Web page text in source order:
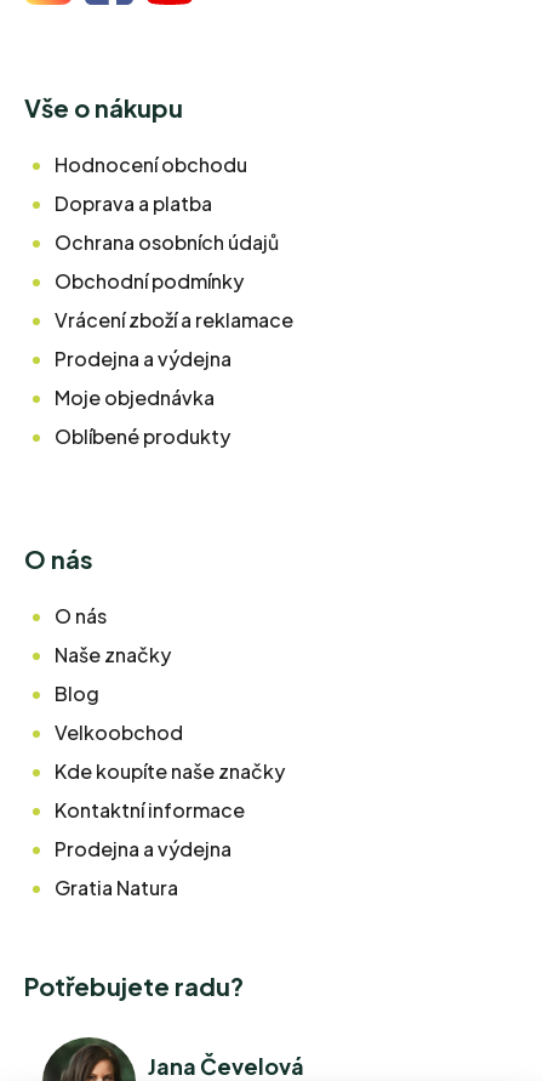
Vše o nákupu
Hodnocení obchodu
Doprava a platba
Ochrana osobních údajů
Obchodní podmínky
Vrácení zboží a reklamace
Prodejna a výdejna
Moje objednávka
Oblíbené produkty
O nás
O nás
Naše značky
Blog
Velkoobchod
Kde koupíte naše značky
Kontaktní informace
Prodejna a výdejna
Gratia Natura
Potřebujete radu?
Jana Čevelová